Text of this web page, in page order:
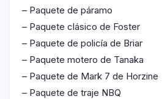
– Paquete de páramo
– Paquete clásico de Foster
– Paquete de policía de Briar
– Paquete motero de Tanaka
– Paquete de Mark 7 de Horzine
– Paquete de traje NBQ